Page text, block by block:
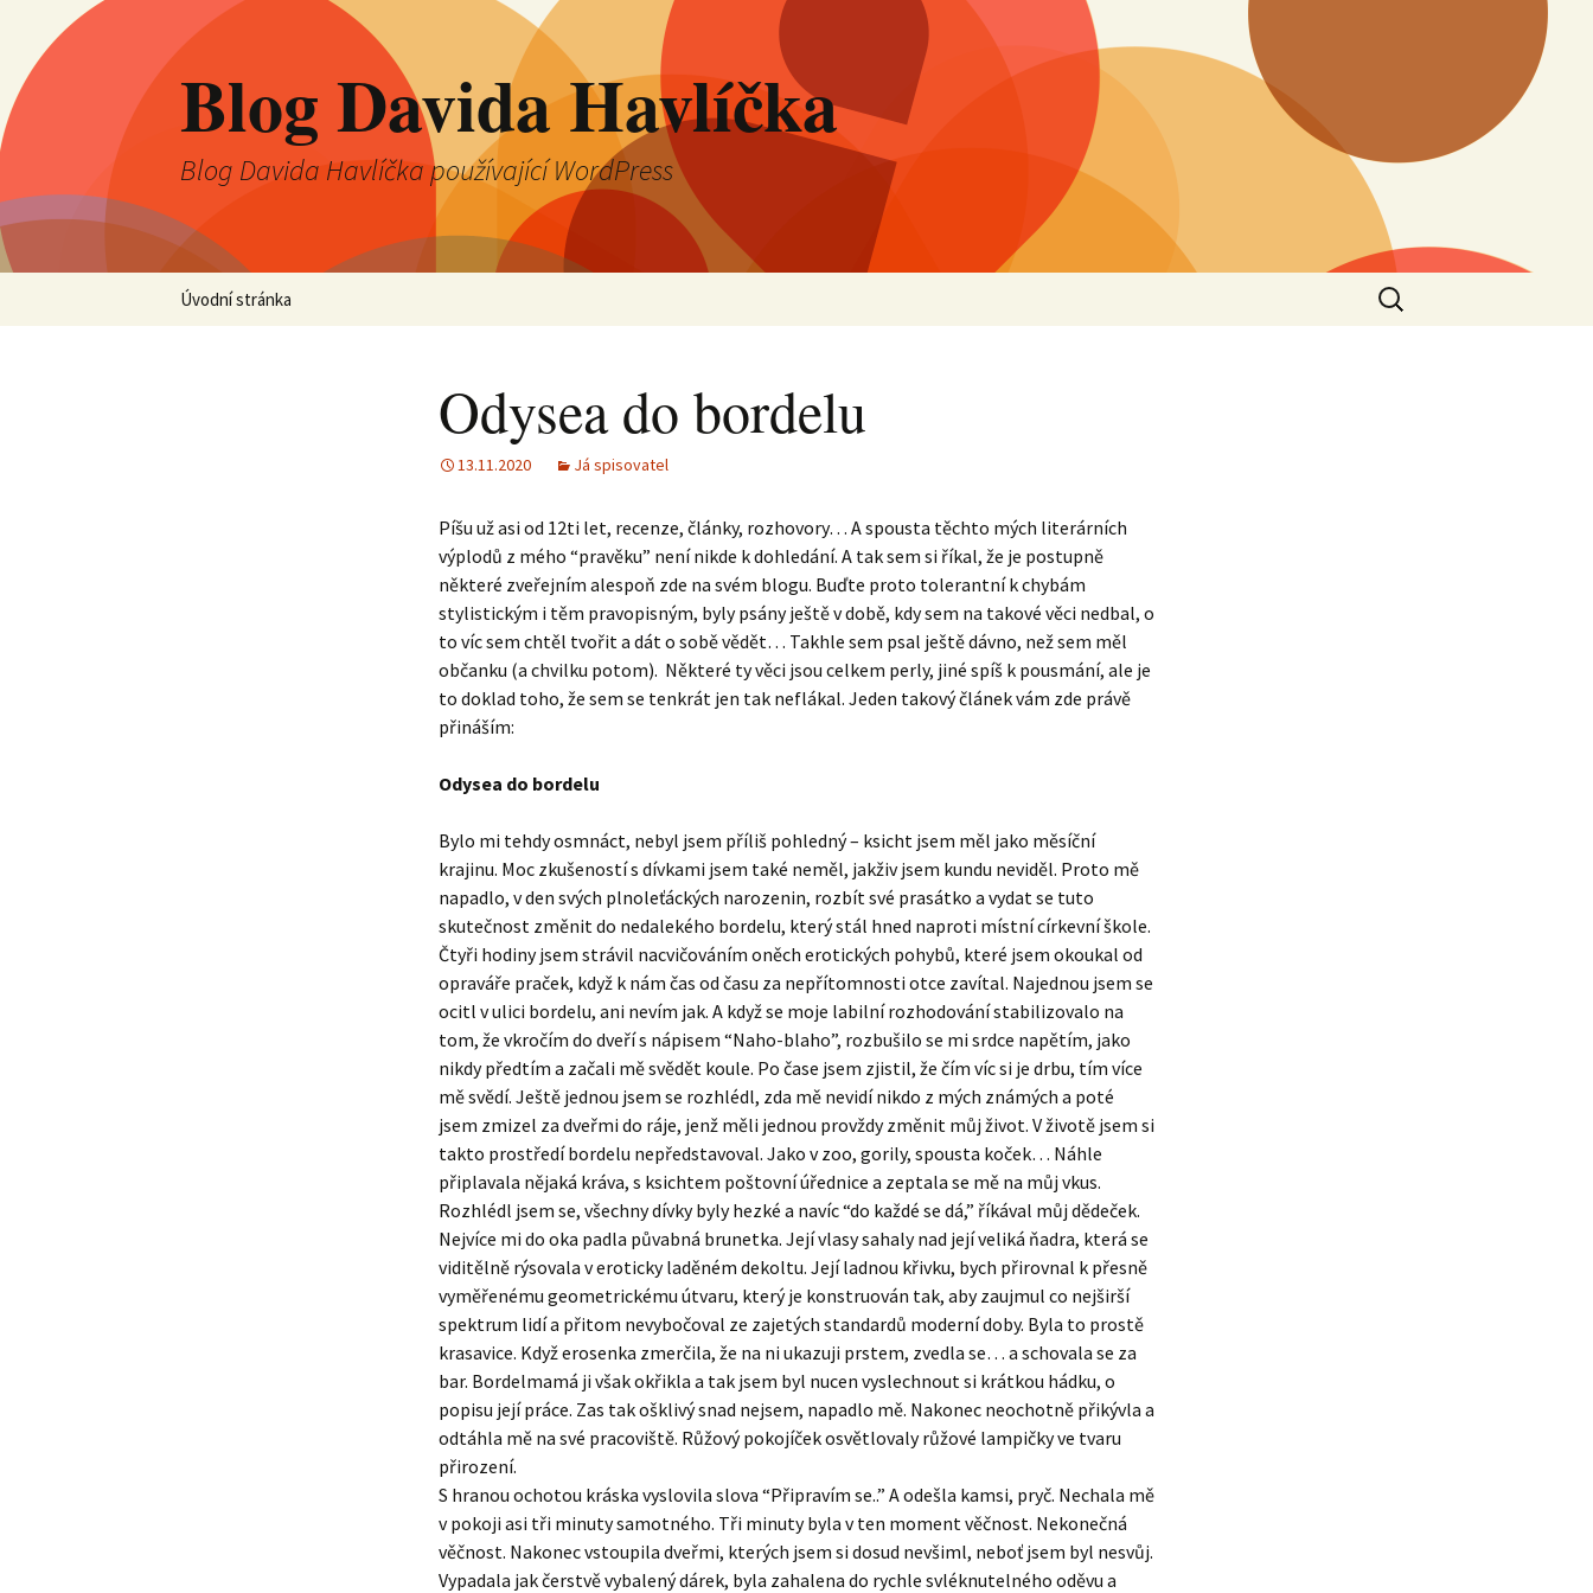
Blog Davida Havlíčka
Blog Davida Havlíčka používající WordPress
Přejít
Úvodní stránka
Vyhledávání
Odysea do bordelu
13.11.2020 Já spisovatel
Píšu už asi od 12ti let, recenze, články, rozhovory… A spousta těchto mých literárních
výplodů z mého “pravěku” není nikde k dohledání. A tak sem si říkal, že je postupně
některé zveřejním alespoň zde na svém blogu. Buďte proto tolerantní k chybám
stylistickým i těm pravopisným, byly psány ještě v době, kdy sem na takové věci nedbal, o
to víc sem chtěl tvořit a dát o sobě vědět… Takhle sem psal ještě dávno, než sem měl
občanku (a chvilku potom). Některé ty věci jsou celkem perly, jiné spíš k pousmání, ale je
to doklad toho, že sem se tenkrát jen tak neflákal. Jeden takový článek vám zde právě
přináším:
Odysea do bordelu
Bylo mi tehdy osmnáct, nebyl jsem příliš pohledný – ksicht jsem měl jako měsíční
krajinu. Moc zkušeností s dívkami jsem také neměl, jakživ jsem kundu neviděl. Proto mě
napadlo, v den svých plnoleťáckých narozenin, rozbít své prasátko a vydat se tuto
skutečnost změnit do nedalekého bordelu, který stál hned naproti místní církevní škole.
Čtyři hodiny jsem strávil nacvičováním oněch erotických pohybů, které jsem okoukal od
opraváře praček, když k nám čas od času za nepřítomnosti otce zavítal. Najednou jsem se
ocitl v ulici bordelu, ani nevím jak. A když se moje labilní rozhodování stabilizovalo na
tom, že vkročím do dveří s nápisem “Naho-blaho”, rozbušilo se mi srdce napětím, jako
nikdy předtím a začali mě svědět koule. Po čase jsem zjistil, že čím víc si je drbu, tím více
mě svědí. Ještě jednou jsem se rozhlédl, zda mě nevidí nikdo z mých známých a poté
jsem zmizel za dveřmi do ráje, jenž měli jednou provždy změnit můj život. V životě jsem si
takto prostředí bordelu nepředstavoval. Jako v zoo, gorily, spousta koček… Náhle
připlavala nějaká kráva, s ksichtem poštovní úřednice a zeptala se mě na můj vkus.
Rozhlédl jsem se, všechny dívky byly hezké a navíc “do každé se dá,” říkával můj dědeček.
Nejvíce mi do oka padla půvabná brunetka. Její vlasy sahaly nad její veliká ňadra, která se
viditělně rýsovala v eroticky laděném dekoltu. Její ladnou křivku, bych přirovnal k přesně
vyměřenému geometrickému útvaru, který je konstruován tak, aby zaujmul co nejširší
spektrum lidí a přitom nevybočoval ze zajetých standardů moderní doby. Byla to prostě
krasavice. Když erosenka zmerčila, že na ni ukazuji prstem, zvedla se… a schovala se za
bar. Bordelmamá ji však okřikla a tak jsem byl nucen vyslechnout si krátkou hádku, o
popisu její práce. Zas tak ošklivý snad nejsem, napadlo mě. Nakonec neochotně přikývla a
odtáhla mě na své pracoviště. Růžový pokojíček osvětlovaly růžové lampičky ve tvaru
přirození.
S hranou ochotou kráska vyslovila slova “Připravím se..” A odešla kamsi, pryč. Nechala mě
v pokoji asi tři minuty samotného. Tři minuty byla v ten moment věčnost. Nekonečná
věčnost. Nakonec vstoupila dveřmi, kterých jsem si dosud nevšiml, neboť jsem byl nesvůj.
Vypadala jak čerstvě vybalený dárek, byla zahalena do rychle svléknutelného oděvu a